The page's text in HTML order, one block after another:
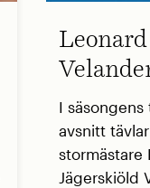
I
avsnitt
stormästare
Jägerskiöld